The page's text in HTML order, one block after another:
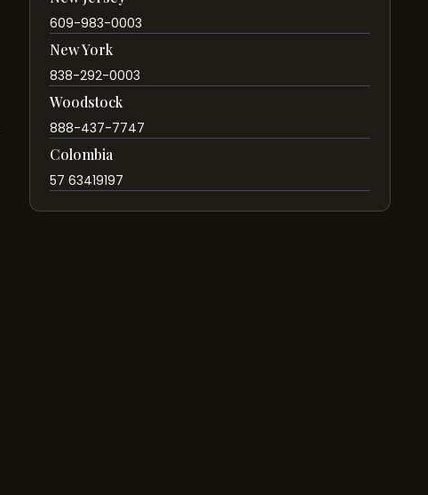
609-983-0003
New York
838-292-0003
Woodstock
888-437-7747
Colombia
57 63419197